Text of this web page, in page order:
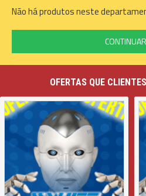
Não há produtos neste
CONTINUAR
OFERTAS QUE